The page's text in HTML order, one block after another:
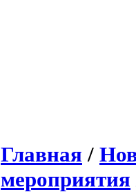
Главная /
мероприятия